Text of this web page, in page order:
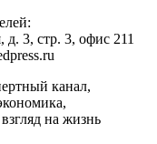
д. 3, стр. 3, офис 211
канал,
на жизнь